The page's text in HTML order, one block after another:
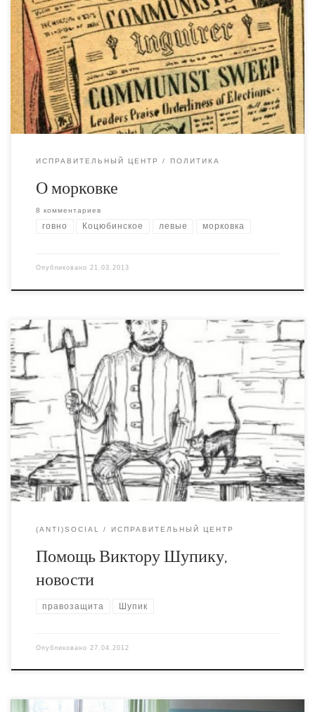
В свете популярных политических трендов,
вспомнилась байка, которую рассказывал один старый
зек в посёлке в Коцюбинском. К сожалению, я потерял
связь со средой и уже не смогу правильно передать
мелодию речи и аутентичную лексику, но суть такая:
зашёл как-то в какую-то зону винт.
ИСПРАВИТЕЛЬНЫЙ ЦЕНТР ПОЛИТИКА
О морковке
8 комментариев
говно Коцюбинское левые морковка
Опубликовано 21.03.2013
Недавно Виктора (того самого старичка, который сидел
со мной в ИИЦ в Коцюбинском) выписали из бучанской
больницы (под “выписали” следует понимать
“выбросили на улицу”). С очень интересным аргументом
– “неизлечимая болезнь”. Название болезни Виктору не
говорят. Обещают сказать родственникам. Которых у
него нет. Всё это вместе похоже на, с одной […]
(ANTI)SOCIAL ИСПРАВИТЕЛЬНЫЙ ЦЕНТР
Помощь Виктору Шупику,
новости
правозащита Шупик
Опубликовано 27.04.2012